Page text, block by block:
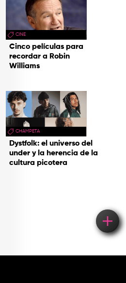
CINE
Cinco películas para
recordar a Robin
Williams
CHAMPETA
Dystfolk: el universo del
under y la herencia de la
cultura picotera